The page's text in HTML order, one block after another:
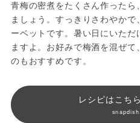
青梅の密煮をたくさん作った
ましょう。すっきりさわやか
ーベットです。暑い日にいた
ますよ。お好みで梅酒を混ぜ
のもおすすめです。
レシピはこち